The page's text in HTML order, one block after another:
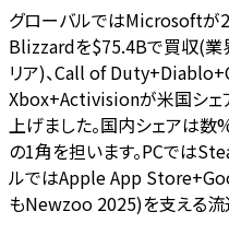
グローバルではMicrosoft
Blizzardを$75.4Bで買収(業
リア)、Call of
Xbox+Activisionが米国シェ
上げました。国内シェアは
の1角を担います。PCでは
ルではApple App
もNewzoo 2025)を支える流